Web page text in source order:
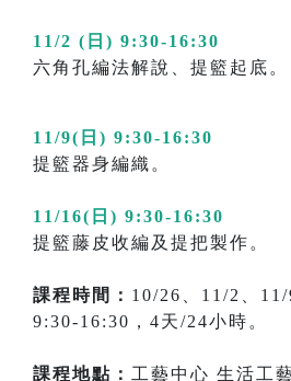
11/2 (日) 9:30-16:30
六角孔編法解說、提籃起底。
11/9(日) 9:30-16:30
提籃器身編織。
11/16(日) 9:30-16:30
提籃藤皮收編及提把製作。
課程時間： 10/26、11/2、11/
9:30-16:30，4天/24小時。
課程地點： 工藝中心 生活工